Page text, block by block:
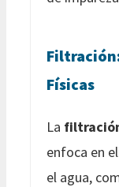
Físicas
La
enfoca en
el agua,